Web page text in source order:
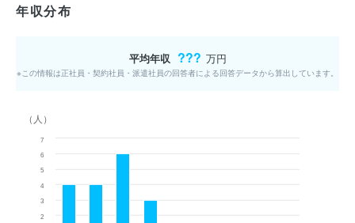
年収分布
平均年収 ??? 万円
※この情報は正社員・契約社員・派遣社員の回答者による回答データから算出しています。
（人）
2
3
4
5
6
7